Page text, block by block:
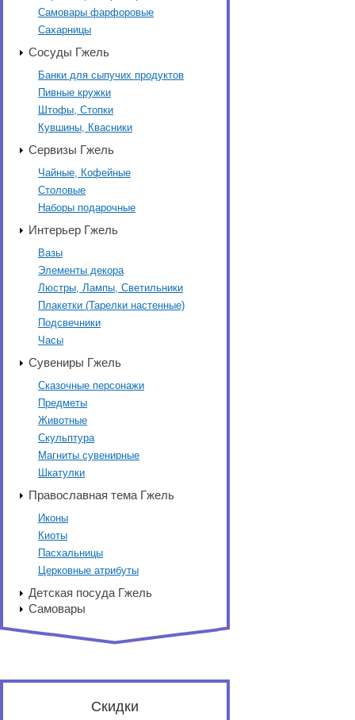
Самовары фарфоровые
Сахарницы
Сосуды Гжель
Банки для сыпучих продуктов
Пивные кружки
Штофы, Стопки
Кувшины, Квасники
Сервизы Гжель
Чайные, Кофейные
Столовые
Наборы подарочные
Интерьер Гжель
Вазы
Элементы декора
Люстры, Лампы, Светильники
Плакетки (Тарелки настенные)
Подсвечники
Часы
Сувениры Гжель
Сказочные персонажи
Предметы
Животные
Скульптура
Магниты сувенирные
Шкатулки
Православная тема Гжель
Иконы
Киоты
Пасхальницы
Церковные атрибуты
Детская посуда Гжель
Самовары
Скидки